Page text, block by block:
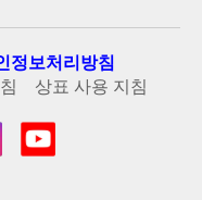
정보처리방침
상표 사용 지침